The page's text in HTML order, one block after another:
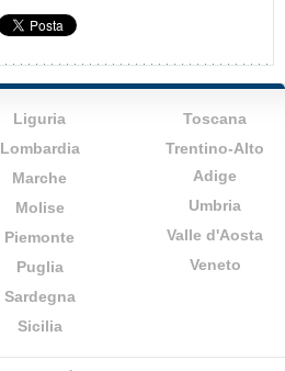
Liguria
Lombardia
Marche
Molise
Piemonte
Puglia
Sardegna
Sicilia
Toscana
Trentino-Alto
Adige
Umbria
Valle d'Aosta
Veneto